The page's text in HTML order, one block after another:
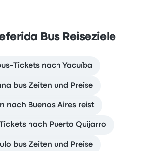
Bus Reiseziele
Tickets nach Yacuíba
bus Zeiten und Preise
nach Buenos Aires reist
nach Puerto Quijarro
bus Zeiten und Preise